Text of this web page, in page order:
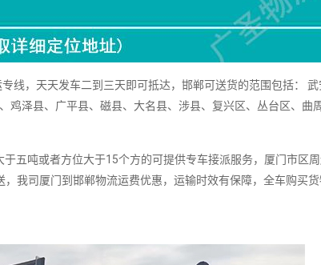
线，天天发车二到三天即可抵达，邯郸可送货的范围包括：
鸡泽县、广平县、磁县、大名县、涉县、复兴区、丛台区、曲
五吨或者方位大于15个方的可提供专车接派服务，厦门市区
我司厦门到邯郸物流运费优惠，运输时效有保障，全车购买